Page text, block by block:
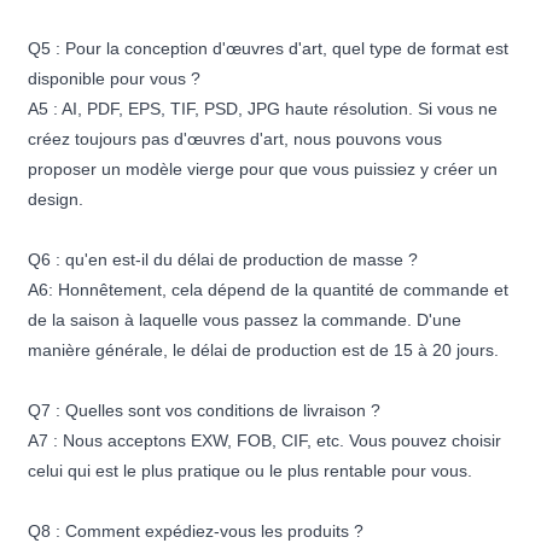
Q5 : Pour la conception d'œuvres d'art, quel type de format est
disponible pour vous ?
A5 : AI, PDF, EPS, TIF, PSD, JPG haute résolution. Si vous ne
créez toujours pas d'œuvres d'art, nous pouvons vous
proposer un modèle vierge pour que vous puissiez y créer un
design.
Q6 : qu'en est-il du délai de production de masse ?
A6: Honnêtement, cela dépend de la quantité de commande et
de la saison à laquelle vous passez la commande. D'une
manière générale, le délai de production est de 15 à 20 jours.
Q7 : Quelles sont vos conditions de livraison ?
A7 : Nous acceptons EXW, FOB, CIF, etc. Vous pouvez choisir
celui qui est le plus pratique ou le plus rentable pour vous.
Q8 : Comment expédiez-vous les produits ?